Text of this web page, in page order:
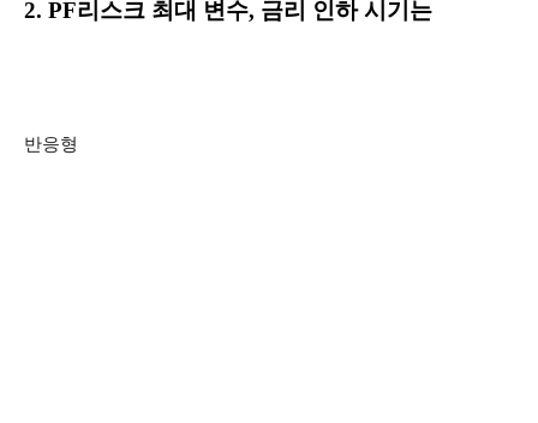
2. PF리스크 최대 변수, 금리 인하 시기는
반응형